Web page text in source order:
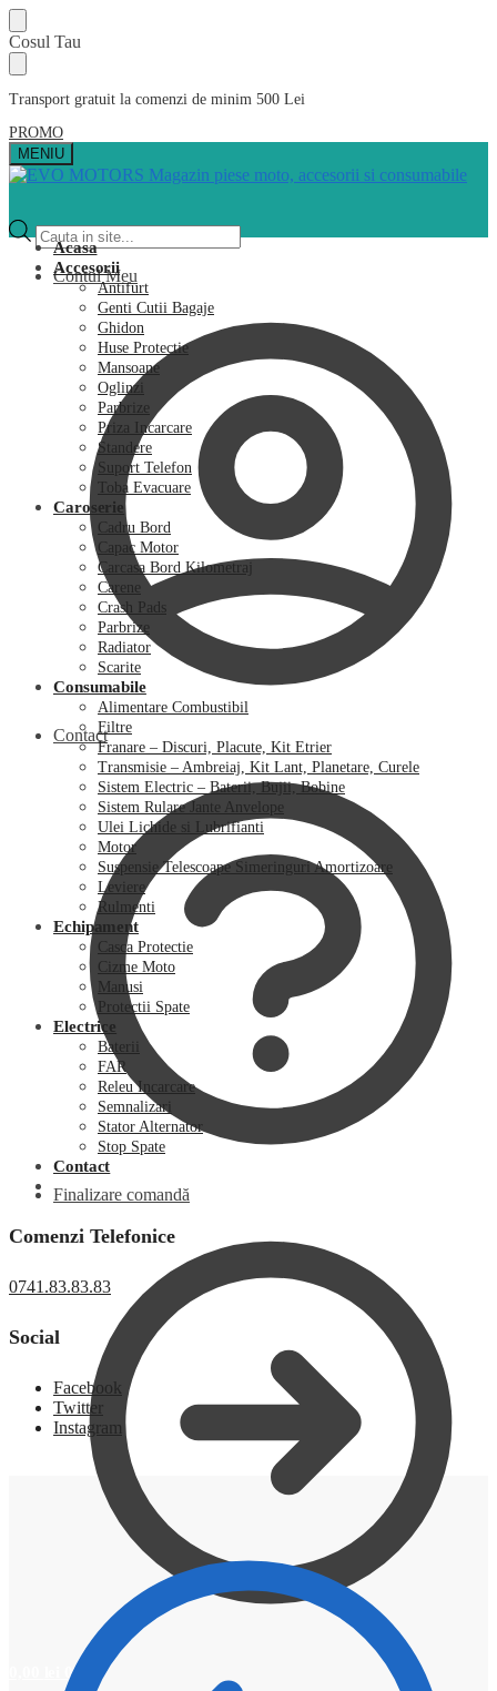
Skip
to
navigation
Skip
to
content
Cosul Tau
Transport gratuit la comenzi de minim 500 Lei
PROMO
MENIU
Products
search
Contul Meu
Contact
Finalizare comandă
0
Acasa
Accesorii
Antifurt
Genti Cutii Bagaje
Ghidon
Huse Protectie
Mansoane
Oglinzi
Parbrize
Priza Incarcare
Standere
Suport Telefon
Toba Evacuare
Caroserie
Cadru Bord
Capac Motor
Carcasa Bord Kilometraj
Carene
Crash Pads
Parbrize
Radiator
Scarite
Consumabile
Alimentare Combustibil
Filtre
Franare – Discuri, Placute, Kit Etrier
Transmisie – Ambreiaj, Kit Lant, Planetare, Curele
Sistem Electric – Baterii, Bujii, Bobine
Sistem Rulare Jante Anvelope
Ulei Lichide si Lubrifianti
Motor
Suspensie Telescoape Simeringuri Amortizoare
Leviere
Rulmenti
Echipament
Casca Protectie
Cizme Moto
Manusi
Protectii Spate
Electrice
Baterii
FAR
Releu Incarcare
Semnalizari
Stator Alternator
Stop Spate
Contact
Comenzi Telefonice
0741.83.83.83
Social
Facebook
Twitter
Instagram